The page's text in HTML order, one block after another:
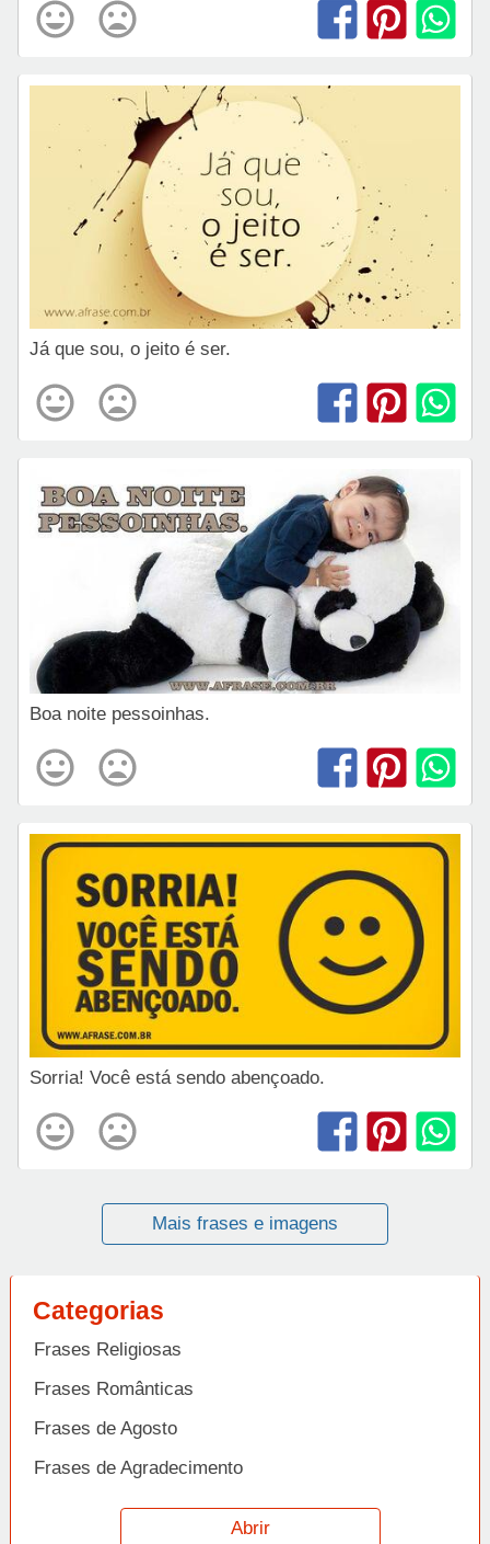
Já que sou, o jeito é ser.
Boa noite pessoinhas.
Sorria! Você está sendo abençoado.
Mais frases e imagens
Categorias
Frases Religiosas
Frases Românticas
Frases de Agosto
Frases de Agradecimento
Frases de Amizade
Abrir